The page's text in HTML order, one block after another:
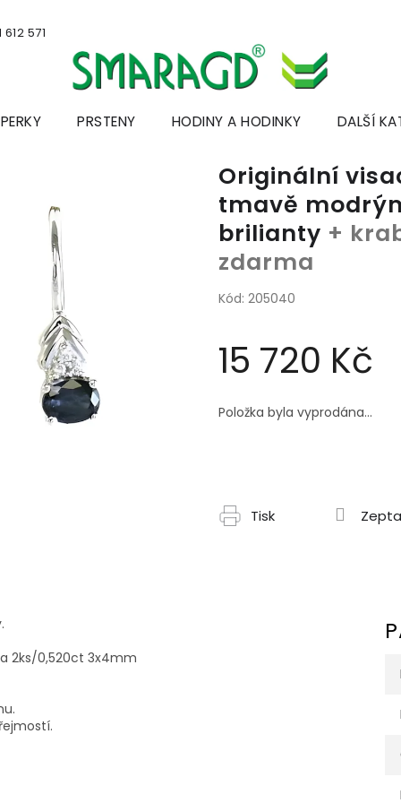
571
PRSTENY HODINY A HODINKY DALŠÍ
Originální
tmavě
brilianty +
zdarma
Kód: 205040
15 720 Kč
cena:
Položka byla vyprodána…
Tisk
2ks/0,520ct 3x4mm